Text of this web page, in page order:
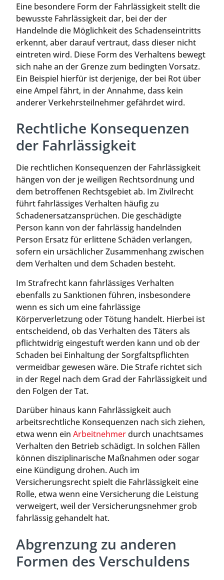
Eine besondere Form der Fahrlässigkeit stellt die
bewusste Fahrlässigkeit dar, bei der der
Handelnde die Möglichkeit des Schadenseintritts
erkennt, aber darauf vertraut, dass dieser nicht
eintreten wird. Diese Form des Verhaltens bewegt
sich nahe an der Grenze zum bedingten Vorsatz.
Ein Beispiel hierfür ist derjenige, der bei Rot über
eine Ampel fährt, in der Annahme, dass kein
anderer Verkehrsteilnehmer gefährdet wird.
Rechtliche Konsequenzen
der Fahrlässigkeit
Die rechtlichen Konsequenzen der Fahrlässigkeit
hängen von der je weiligen Rechtsordnung und
dem betroffenen Rechtsgebiet ab. Im Zivilrecht
führt fahrlässiges Verhalten häufig zu
Schadenersatzansprüchen. Die geschädigte
Person kann von der fahrlässig handelnden
Person Ersatz für erlittene Schäden verlangen,
sofern ein ursächlicher Zusammenhang zwischen
dem Verhalten und dem Schaden besteht.
Im Strafrecht kann fahrlässiges Verhalten
ebenfalls zu Sanktionen führen, insbesondere
wenn es sich um eine fahrlässige
Körperverletzung oder Tötung handelt. Hierbei ist
entscheidend, ob das Verhalten des Täters als
pflichtwidrig eingestuft werden kann und ob der
Schaden bei Einhaltung der Sorgfaltspflichten
vermeidbar gewesen wäre. Die Strafe richtet sich
in der Regel nach dem Grad der Fahrlässigkeit und
den Folgen der Tat.
Darüber hinaus kann Fahrlässigkeit auch
arbeitsrechtliche Konsequenzen nach sich ziehen,
etwa wenn ein Arbeitnehmerdurch unachtsames
Verhalten den Betrieb schädigt. In solchen Fällen
können disziplinarische Maßnahmen oder sogar
eine Kündigung drohen. Auch im
Versicherungsrecht spielt die Fahrlässigkeit eine
Rolle, etwa wenn eine Versicherung die Leistung
verweigert, weil der Versicherungsnehmer grob
fahrlässig gehandelt hat.
Abgrenzung zu anderen
Formen des Verschuldens